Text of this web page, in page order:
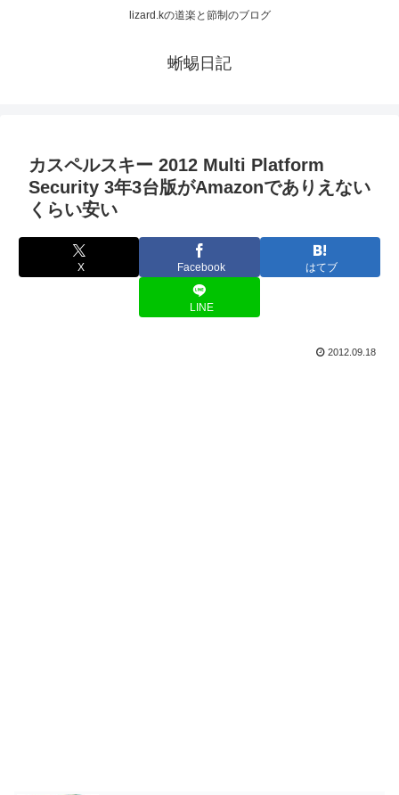
lizard.kの道楽と節制のブログ
蜥蜴日記
カスペルスキー 2012 Multi Platform
Security 3年3台版がAmazonでありえない
くらい安い
X Facebook はてブ
LINE
2012.09.18